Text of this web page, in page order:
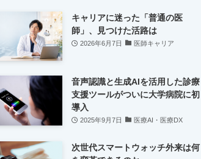
キャリアに迷った「普通の医
師」、見つけた活路は
2026年6月7日 医師キャリア
音声認識と生成AIを活用した診療
支援ツールがついに大学病院に初
導入
2025年9月7日 医療AI・医療DX
次世代スマートウォッチ外来は何